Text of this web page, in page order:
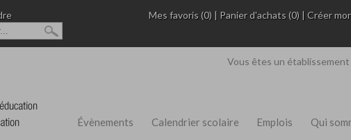
Mes favoris (0) | Panier d'achats (0) |Créer
Vous êtes un établissement
Évènements Calendrier scolaire Emplois Qui